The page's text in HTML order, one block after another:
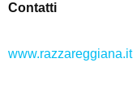
Contatti
www.razzareggiana.it